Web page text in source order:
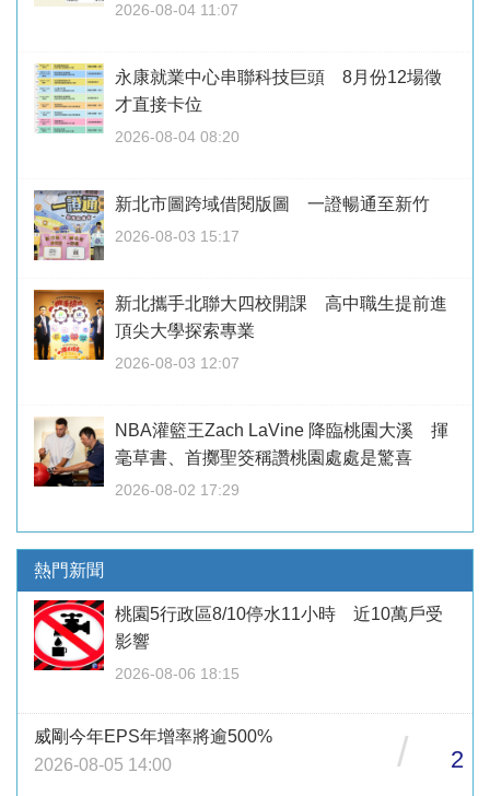
2026-08-04 11:07
永康就業中心串聯科技巨頭 8月份12場徵
才直接卡位
2026-08-04 08:20
新北市圖跨域借閱版圖 一證暢通至新竹
2026-08-03 15:17
新北攜手北聯大四校開課 高中職生提前進
頂尖大學探索專業
2026-08-03 12:07
NBA灌籃王Zach LaVine 降臨桃園大溪 揮
毫草書、首擲聖筊稱讚桃園處處是驚喜
2026-08-02 17:29
熱門新聞
桃園5行政區8/10停水11小時 近10萬戶受
影響
2026-08-06 18:15
威剛今年EPS年增率將逾500%
2026-08-05 14:00
/ 2